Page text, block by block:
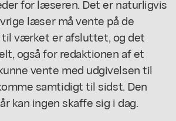
for læseren. Det er naturligvis
læser må vente på de
værket er afsluttet, og det
også for redaktionen af et
vente med udgivelsen til
samtidigt til sidst. Den
kan ingen skaffe sig i dag.